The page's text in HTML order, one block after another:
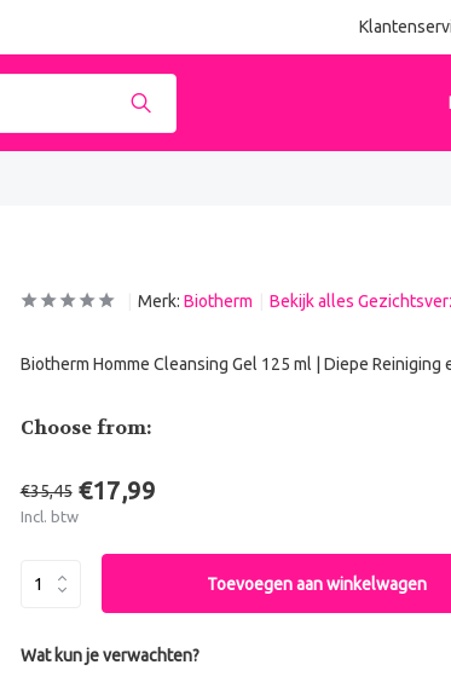
Merk: Biotherm Bekijk alles
Biotherm Homme Cleansing Gel 125 ml | Diepe Reiniging
Choose from:
€35,45 €17,99
Incl. btw
Toevoegen aan winkelwagen
Wat kun je verwachten?